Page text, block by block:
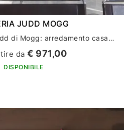
JUDD MOGG
Scopri la libreria Judd di Mogg: arredamento casa con stile e funzionalità
da€ 971,00
DISPONIBILE